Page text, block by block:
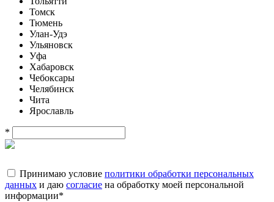
Томск
Тюмень
Улан-Удэ
Ульяновск
Уфа
Хабаровск
Чебоксары
Челябинск
Чита
Ярославль
*
Принимаю условие политики обработки персональных
данных и даю согласие на обработку моей персональной
информации*